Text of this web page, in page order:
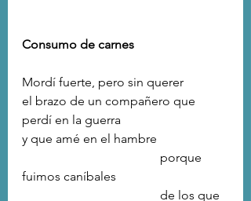
Consumo de carnes
Mordí fuerte, pero sin querer
el brazo de un compañero que
perdí en la guerra
y que amé en el hambre
fuimos caníbales